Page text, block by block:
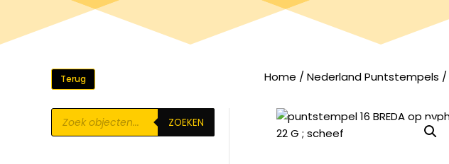
Terug Home / Nederland Puntstempels /
Producten
zoeken ZOEKEN